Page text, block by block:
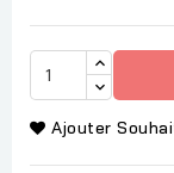
Ajouter